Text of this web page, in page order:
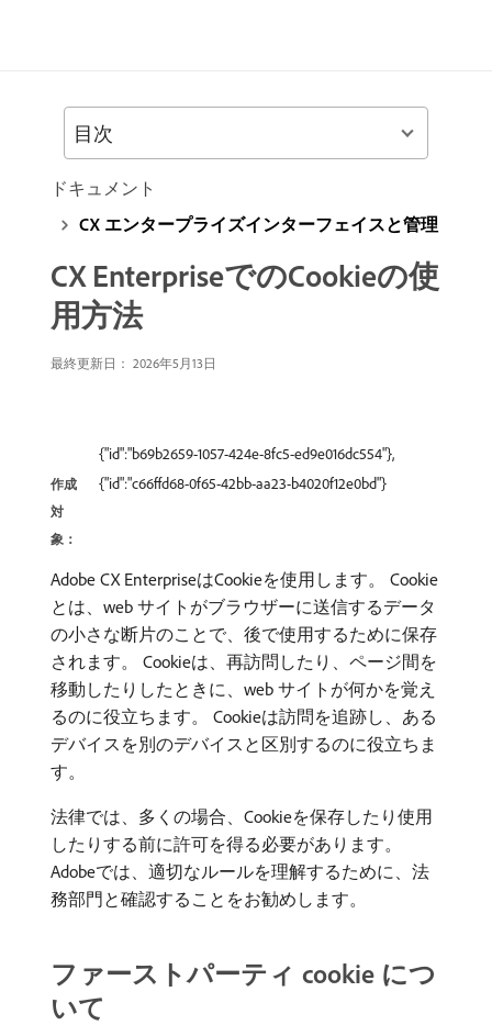
ドキュメント
CX エンタープライズインターフェイスと管理
CX EnterpriseでのCookieの使
用方法
最終更新日： 2026年5月13日
作成
対
象：
{"id":"b69b2659-1057-424e-8fc5-ed9e016dc554"},
{"id":"c66ffd68-0f65-42bb-aa23-b4020f12e0bd"}
Adobe CX EnterpriseはCookieを使用します。 Cookie
とは、web サイトがブラウザーに送信するデータ
の小さな断片のことで、後で使用するために保存
されます。 Cookieは、再訪問したり、ページ間を
移動したりしたときに、web サイトが何かを覚え
るのに役立ちます。 Cookieは訪問を追跡し、ある
デバイスを別のデバイスと区別するのに役立ちま
す。
法律では、多くの場合、Cookieを保存したり使用
したりする前に許可を得る必要があります。
Adobeでは、適切なルールを理解するために、法
務部門と確認することをお勧めします。
ファーストパーティ cookie につ
いて
目次